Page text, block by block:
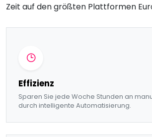
Zeit auf den größten Plattformen
Effizienz
Sparen Sie jede Woche Stunden an
durch intelligente Automatisierung.